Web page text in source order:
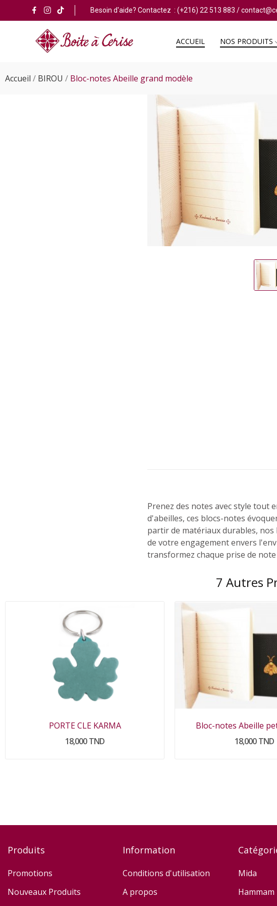
Besoin d'aide? Contactez :(+216) 22 513 883 /
ACCUEIL NOS PRODUITS
Accueil BIROU Bloc-notes Abeille grand modèle
Prenez des notes avec style tout
d'abeilles, ces blocs-notes
partir de matériaux durables,
de votre engagement envers
transformez chaque prise de
7 Autres
PORTE CLE KARMA
18,000 TND
Bloc-notes Abeille
18,000 TND
Produits
Promotions
Nouveaux Produits
Information
Conditions d'utilisation
A propos
Mida
Hammam